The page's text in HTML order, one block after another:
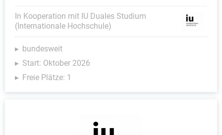
In Kooperation mit IU Duales Studium
(Internationale Hochschule)
bundesweit
Start: Oktober 2026
Freie Plätze: 1